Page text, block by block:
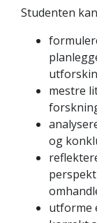
Studenten
mestre
og
utforme